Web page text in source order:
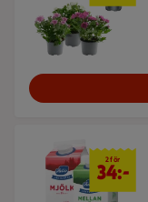
2 för 34 kr
2 för
34:-